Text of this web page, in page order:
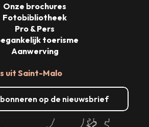
uit Saint-Malo
op de nieuwsbrief
Onze brochures
Fotobibliotheek
Pro & Pers
toerisme
Aanwerving